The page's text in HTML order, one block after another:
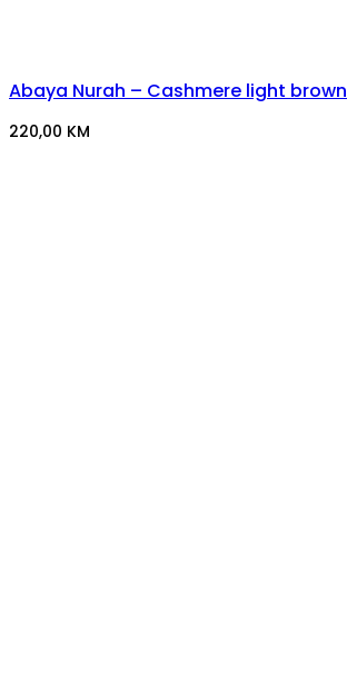
Abaya Nurah – Cashmere light brown
220,00 KM